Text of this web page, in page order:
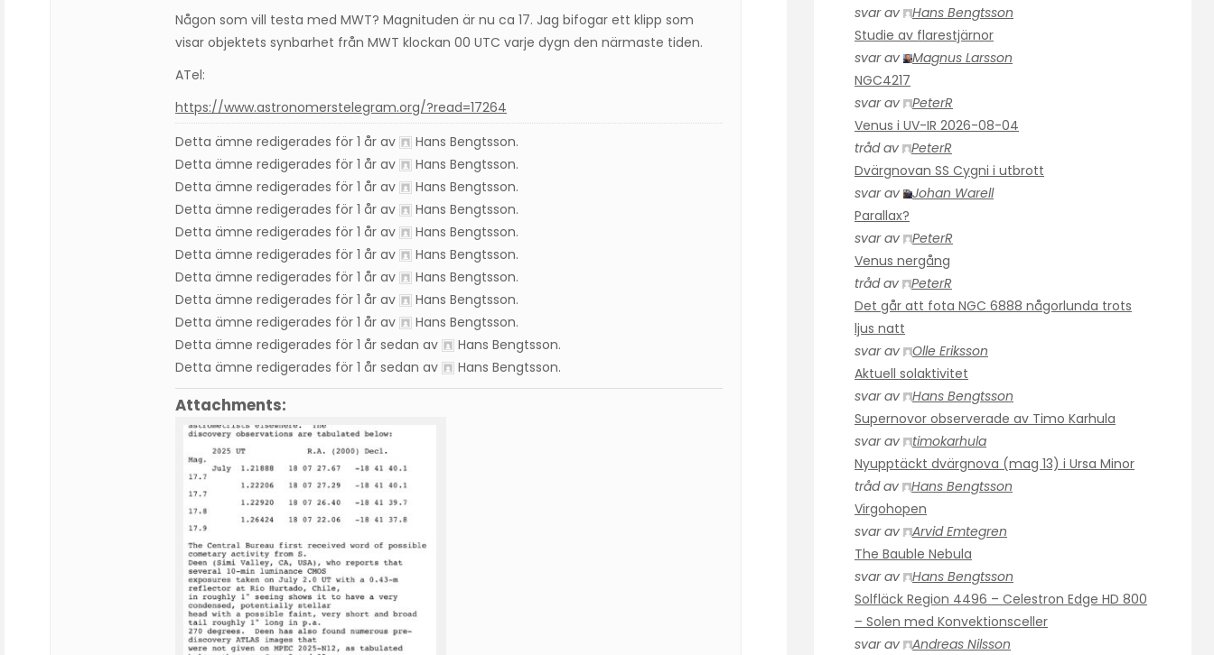
Någon som vill testa med MWT? Magnituden är nu ca 17. Jag bifogar ett klipp som
visar objektets synbarhet från MWT klockan 00 UTC varje dygn den närmaste tiden.
ATel:
https://www.astronomerstelegram.org/?read=17264
Detta ämne redigerades för 1 år av
Hans Bengtsson.
Detta ämne redigerades för 1 år av
Hans Bengtsson.
Detta ämne redigerades för 1 år av
Hans Bengtsson.
Detta ämne redigerades för 1 år av
Hans Bengtsson.
Detta ämne redigerades för 1 år av
Hans Bengtsson.
Detta ämne redigerades för 1 år av
Hans Bengtsson.
Detta ämne redigerades för 1 år av
Hans Bengtsson.
Detta ämne redigerades för 1 år av
Hans Bengtsson.
Detta ämne redigerades för 1 år av
Hans Bengtsson.
Detta ämne redigerades för 1 år sedan av
Hans Bengtsson.
Detta ämne redigerades för 1 år sedan av
Hans Bengtsson.
Attachments:
svar av
Hans Bengtsson
Studie av flarestjärnor
svar av
Magnus Larsson
NGC4217
svar av
PeterR
Venus i UV-IR 2026-08-04
tråd av
PeterR
Dvärgnovan SS Cygni i utbrott
svar av
Johan Warell
Parallax?
svar av
PeterR
Venus nergång
tråd av
PeterR
Det går att fota NGC 6888 någorlunda trots
ljus natt
svar av
Olle Eriksson
Aktuell solaktivitet
svar av
Hans Bengtsson
Supernovor observerade av Timo Karhula
svar av
timokarhula
Nyupptäckt dvärgnova (mag 13) i Ursa Minor
tråd av
Hans Bengtsson
Virgohopen
svar av
Arvid Emtegren
The Bauble Nebula
svar av
Hans Bengtsson
Solfläck Region 4496 – Celestron Edge HD 800
– Solen med Konvektionsceller
svar av
Andreas Nilsson